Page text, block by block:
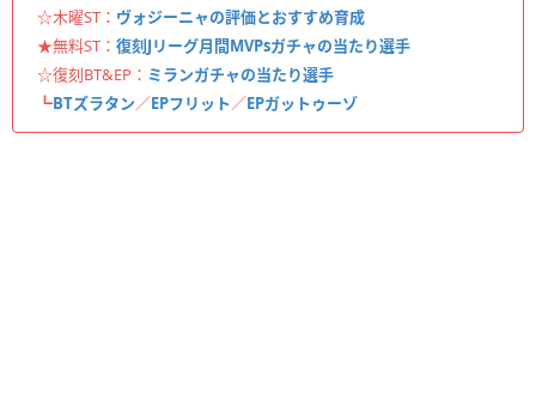
☆木曜ST： ヴォジーニャの評価とおすすめ育成
★無料ST： 復刻Jリーグ月間MVPsガチャの当たり選手
☆復刻BT&EP： ミランガチャの当たり選手
┗BTズラタン／EPフリット／EPガットゥーゾ